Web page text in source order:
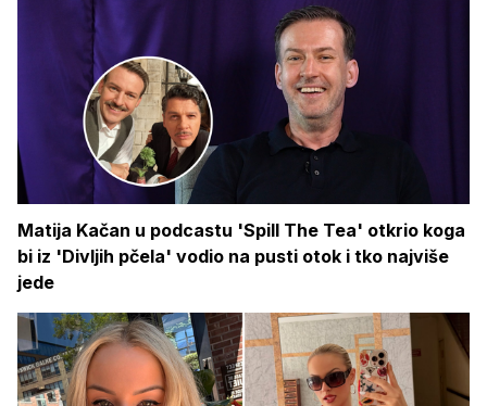
Matija Kačan u podcastu 'Spill The Tea' otkrio koga
bi iz 'Divljih pčela' vodio na pusti otok i tko najviše
jede